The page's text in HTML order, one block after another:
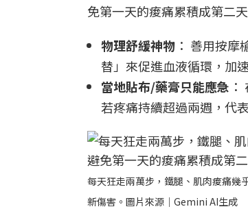
免第一天的痠痛累積成第二
物理舒緩神物 ： 善用按
替」來促進血液循環，加
當地貼布/藥膏只能應急
若疼痛持續超過兩週，代
每天狂走兩萬步，鐵腿、肌肉痠痛幾
新傷害。圖片來源｜Gemini AI生成